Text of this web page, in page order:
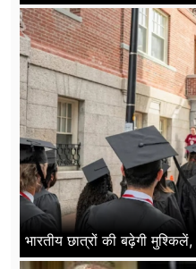
भारतीय छात्रों की बढ़ेगी